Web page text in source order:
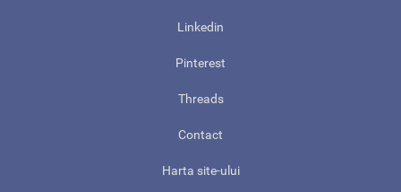
Linkedin
Pinterest
Threads
Contact
Harta site-ului